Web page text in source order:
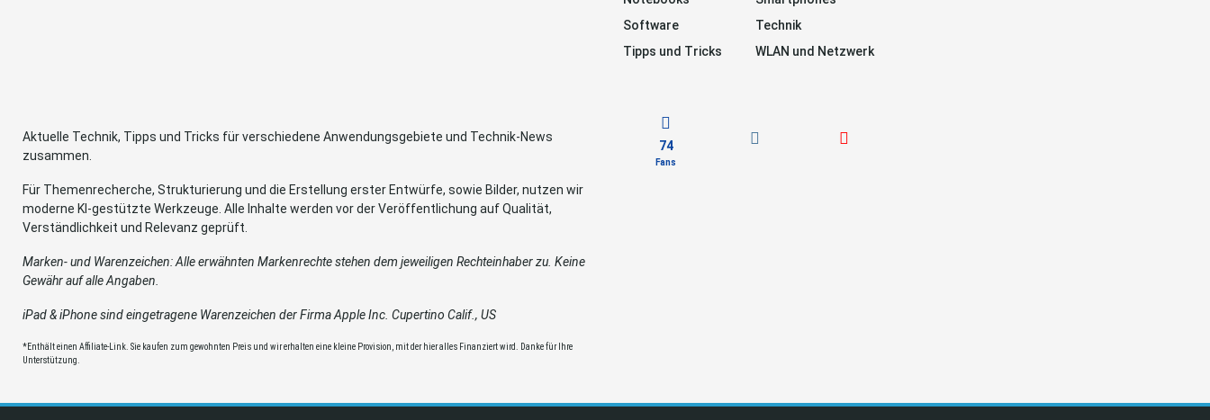
Aktuelle Technik, Tipps und Tricks für verschiedene Anwendungsgebiete und Technik-News
zusammen.
Für Themenrecherche, Strukturierung und die Erstellung erster Entwürfe, sowie Bilder, nutzen wir
moderne KI-gestützte Werkzeuge. Alle Inhalte werden vor der Veröffentlichung auf Qualität,
Verständlichkeit und Relevanz geprüft.
Marken- und Warenzeichen: Alle erwähnten Markenrechte stehen dem jeweiligen Rechteinhaber zu. Keine
Gewähr auf alle Angaben.
iPad & iPhone sind eingetragene Warenzeichen der Firma Apple Inc. Cupertino Calif., US
*Enthält einen Affiliate-Link. Sie kaufen zum gewohnten Preis und wir erhalten eine kleine Provision, mit der hier alles Finanziert wird. Danke für Ihre
Unterstützung.
Software
Technik
Tipps und Tricks
WLAN und Netzwerk
74
Fans